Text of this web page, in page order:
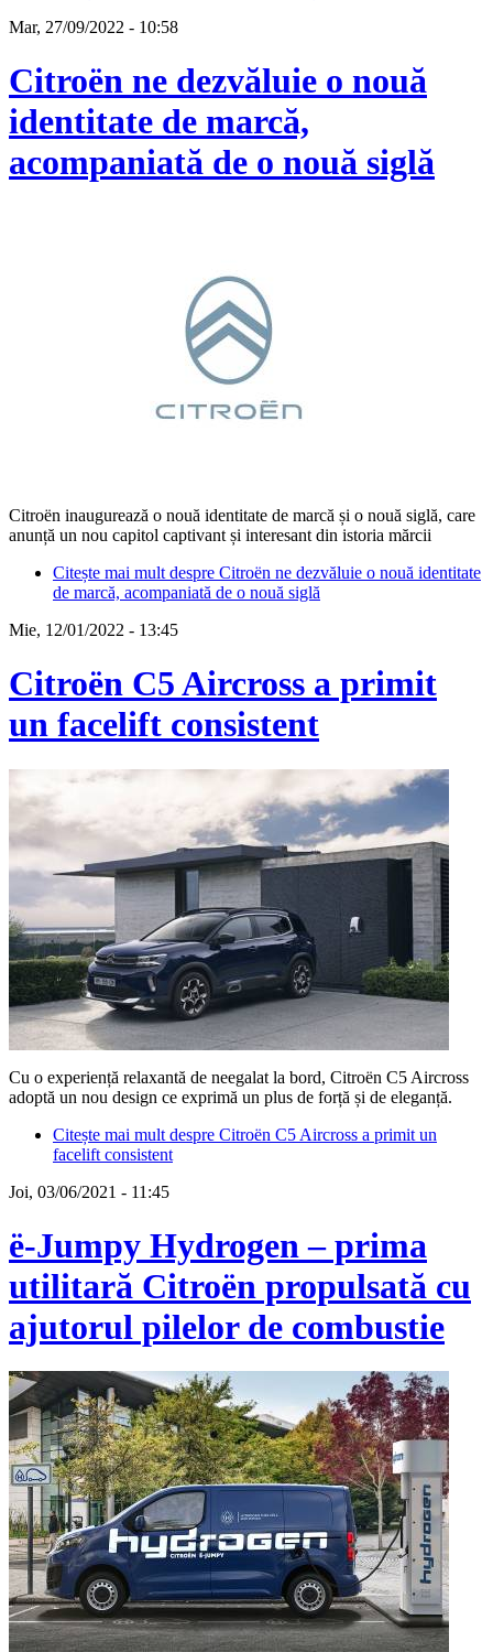
Mar, 27/09/2022 - 10:58
Citroën ne dezvăluie o nouă
identitate de marcă,
acompaniată de o nouă siglă
Citroën inaugurează o nouă identitate de marcă și o nouă siglă, care
anunță un nou capitol captivant și interesant din istoria mărcii
Citește mai mult despre Citroën ne dezvăluie o nouă identitate
de marcă, acompaniată de o nouă siglă
Mie, 12/01/2022 - 13:45
Citroën C5 Aircross a primit
un facelift consistent
Cu o experiență relaxantă de neegalat la bord, Citroën C5 Aircross
adoptă un nou design ce exprimă un plus de forță și de eleganță.
Citește mai mult despre Citroën C5 Aircross a primit un
facelift consistent
Joi, 03/06/2021 - 11:45
ë-Jumpy Hydrogen – prima
utilitară Citroën propulsată cu
ajutorul pilelor de combustie